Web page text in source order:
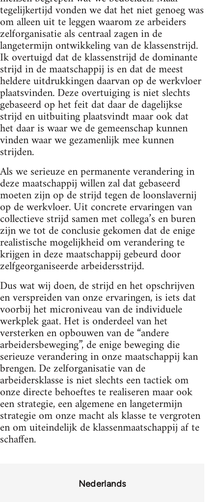
tegelijkertijd vonden we dat het niet genoeg was
om alleen uit te leggen waarom ze arbeiders
zelforganisatie als centraal zagen in de
langetermijn ontwikkeling van de klassenstrijd.
Ik overtuigd dat de klassenstrijd de dominante
strijd in de maatschappij is en dat de meest
heldere uitdrukkingen daarvan op de werkvloer
plaatsvinden. Deze overtuiging is niet slechts
gebaseerd op het feit dat daar de dagelijkse
strijd en uitbuiting plaatsvindt maar ook dat
het daar is waar we de gemeenschap kunnen
vinden waar we gezamenlijk mee kunnen
strijden.
Als we serieuze en permanente verandering in
deze maatschappij willen zal dat gebaseerd
moeten zijn op de strijd tegen de loonslavernij
op de werkvloer. Uit concrete ervaringen van
collectieve strijd samen met collega’s en buren
zijn we tot de conclusie gekomen dat de enige
realistische mogelijkheid om verandering te
krijgen in deze maatschappij gebeurd door
zelfgeorganiseerde arbeidersstrijd.
Dus wat wij doen, de strijd en het opschrijven
en verspreiden van onze ervaringen, is iets dat
voorbij het microniveau van de individuele
werkplek gaat. Het is onderdeel van het
versterken en opbouwen van de “andere
arbeidersbeweging”, de enige beweging die
serieuze verandering in onze maatschappij kan
brengen. De zelforganisatie van de
arbeidersklasse is niet slechts een tactiek om
onze directe behoeftes te realiseren maar ook
een strategie, een algemene en langetermijn
strategie om onze macht als klasse te vergroten
en om uiteindelijk de klassenmaatschappij af te
schaffen.
Nederlands